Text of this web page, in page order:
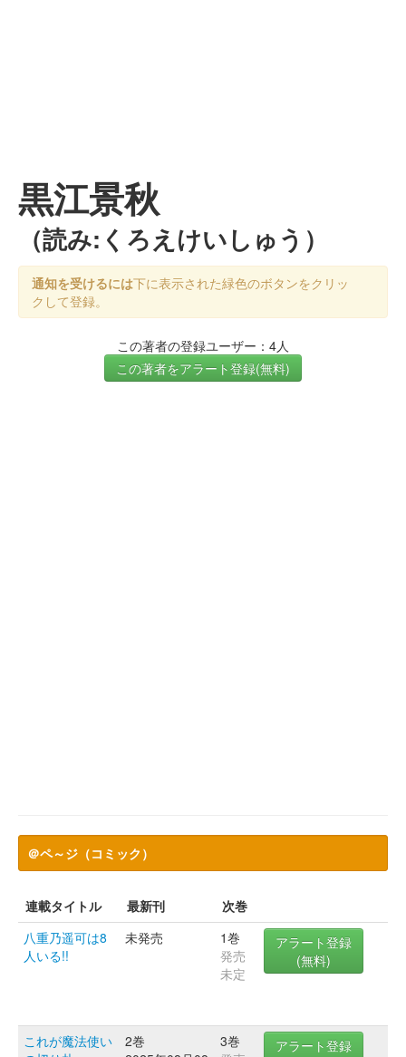
黒江景秋
（読み:くろえけいしゅう）
通知を受けるには下に表示された緑色のボタンをクリッ
クして登録。
この著者の登録ユーザー：4人
この著者をアラート登録(無料)
＠ペ～ジ（コミック）
連載タイトル 最新刊
次巻
八重乃遥可は8
人いる!!
未発売
1巻
発売
未定
アラート登録
(無料)
これが魔法使い
2巻
3巻
アラート登録